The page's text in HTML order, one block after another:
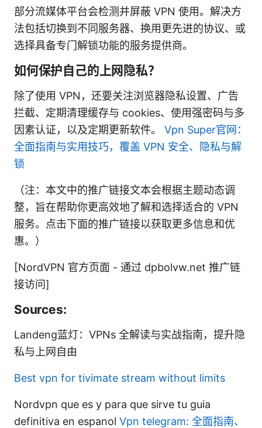
部分流媒体平台会检测并屏蔽 VPN 使用。解决方
法包括切换到不同服务器、换用更先进的协议、或
选择具备专门解锁功能的服务提供商。
如何保护自己的上网隐私？
除了使用 VPN，还要关注浏览器隐私设置、广告
拦截、定期清理缓存与 cookies、使用强密码与多
因素认证，以及定期更新软件。 Vpn Super官网：
全面指南与实用技巧，覆盖 VPN 安全、隐私与解
锁
（注：本文中的推广链接文本会根据主题动态调
整，旨在帮助你更高效地了解和选择适合的 VPN
服务。点击下面的推广链接以获取更多信息和优
惠。）
[NordVPN 官方页面 - 通过 dpbolvw.net 推广链
接访问]
Sources:
Landeng蓝灯：VPNs 全解读与实战指南，提升隐
私与上网自由
Best vpn for tivimate stream without limits
Nordvpn que es y para que sirve tu guia
definitiva en espanol Vpn telegram: 全面指南、